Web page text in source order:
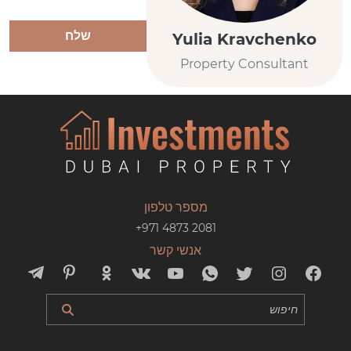
Yulia Kravchenko
Property Consultant
שלח
מספר טלפון
+971 4873 2081
אנשי קשר